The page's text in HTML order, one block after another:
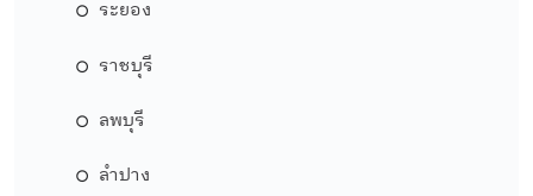
ระยอง
ราชบุรี
ลพบุรี
ลำปาง